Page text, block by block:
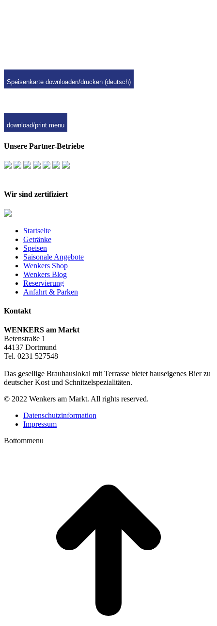
Speisenkarte downloaden/drucken (deutsch)
download/print menu
Unsere Partner-Betriebe
Wir sind zertifiziert
Startseite
Getränke
Speisen
Saisonale Angebote
Wenkers Shop
Wenkers Blog
Reservierung
Anfahrt & Parken
Kontakt
WENKERS am Markt
Betenstraße 1
44137 Dortmund
Tel. 0231 527548
Das gesellige Brauhauslokal mit Terrasse bietet hauseigenes Bier zu
deutscher Kost und Schnitzelspezialitäten.
© 2022 Wenkers am Markt. All rights reserved.
Datenschutzinformation
Impressum
Bottommenu